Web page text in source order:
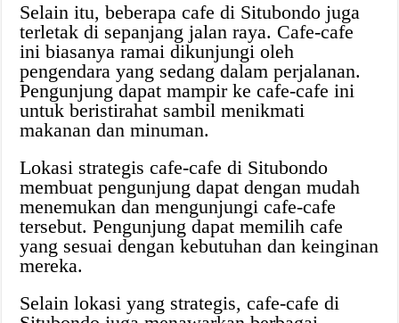
Selain itu, beberapa cafe di Situbondo juga
terletak di sepanjang jalan raya. Cafe-cafe
ini biasanya ramai dikunjungi oleh
pengendara yang sedang dalam perjalanan.
Pengunjung dapat mampir ke cafe-cafe ini
untuk beristirahat sambil menikmati
makanan dan minuman.
Lokasi strategis cafe-cafe di Situbondo
membuat pengunjung dapat dengan mudah
menemukan dan mengunjungi cafe-cafe
tersebut. Pengunjung dapat memilih cafe
yang sesuai dengan kebutuhan dan keinginan
mereka.
Selain lokasi yang strategis, cafe-cafe di